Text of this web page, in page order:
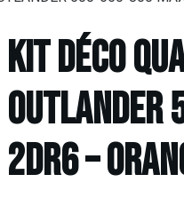
Kit déco
2DR6 –